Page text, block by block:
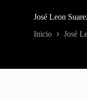
José Leon
Inicio José